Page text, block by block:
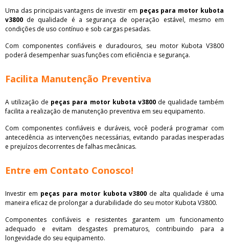
Uma das principais vantagens de investir em peças para motor kubota
v3800 de qualidade é a segurança de operação estável, mesmo em
condições de uso contínuo e sob cargas pesadas.
Com componentes confiáveis e duradouros, seu motor Kubota V3800
poderá desempenhar suas funções com eficiência e segurança.
Facilita Manutenção Preventiva
A utilização de peças para motor kubota v3800de qualidade também
facilita a realização de manutenção preventiva em seu equipamento.
Com componentes confiáveis e duráveis, você poderá programar com
antecedência as intervenções necessárias, evitando paradas inesperadas
e prejuízos decorrentes de falhas mecânicas.
Entre em Contato Conosco!
Investir em peças para motor kubota v3800 de alta qualidade é uma
maneira eficaz de prolongar a durabilidade do seu motor Kubota V3800.
Componentes confiáveis e resistentes garantem um funcionamento
adequado e evitam desgastes prematuros, contribuindo para a
longevidade do seu equipamento.